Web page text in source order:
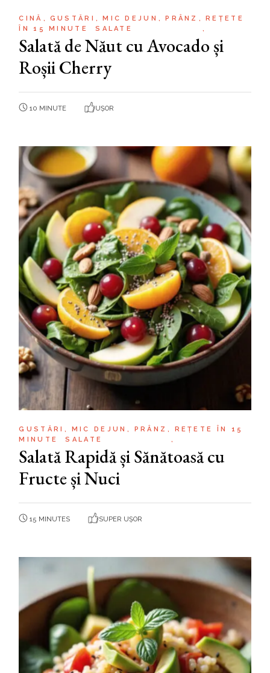
CINĂ GUSTĂRI MIC DEJUN PRÂNZ
REȚETE
ÎN 15 MINUTE
SALATE
Salată de Năut cu Avocado și
Roșii Cherry
10 MINUTE UȘOR
GUSTĂRI MIC DEJUN PRÂNZ
REȚETE ÎN 15
MINUTE
SALATE
Salată Rapidă și Sănătoasă cu
Fructe și Nuci
15 MINUTES SUPER UȘOR